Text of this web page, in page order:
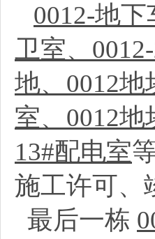
0012-地
卫室、
地、0012
室、0012
13#配电室
施工许可、
最后一栋